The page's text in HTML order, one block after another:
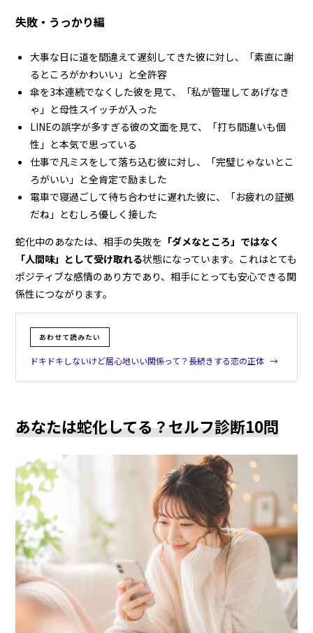
失敗・うっかり編
大事な日に道を間違えて遅刻してきた彼に対し、「素直に謝
るところがかわいい」と全許容
傘を3本連続でなくした彼を見て、「私が管理してあげなき
ゃ」と母性スイッチが入った
LINEの誤字が多すぎる彼の文面を見て、「打ち間違いも個
性」と本気で思っている
仕事で凡ミスをして落ち込む彼に対し、「完璧じゃないとこ
ろがいい」と全肯定で励ました
電車で寝過ごして待ち合わせに遅れた彼に、「お疲れの証拠
だね」とむしろ優しく接した
蛇化中のあなたは、相手の失敗を 「ダメなところ」ではなく
「人間味」として受け取れる状態になっています。これはとても
ポジティブな感情のあり方であり、相手にとっても安心できる関
係性につながります。
あわせて読みたい
ドキドキしないけど居心地いい関係って？長続きする恋の正体
あなたは蛇化してる？セルフ診断10問